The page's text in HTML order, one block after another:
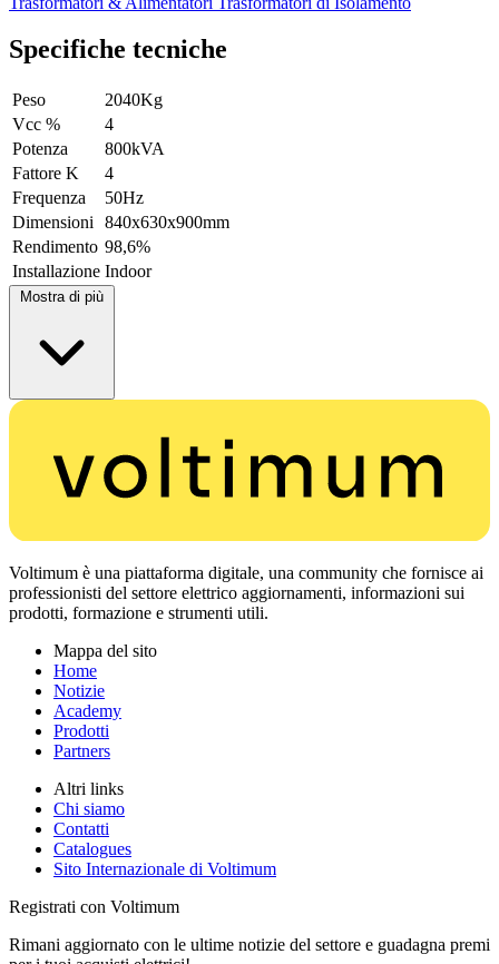
Specifiche tecniche
Peso
2040Kg
Vcc %
4
Potenza
800kVA
Fattore K
4
Frequenza
50Hz
Dimensioni
840x630x900mm
Rendimento 98,6%
Installazione Indoor
Mostra di più
Voltimum è una piattaforma digitale, una community che fornisce ai
professionisti del settore elettrico aggiornamenti, informazioni sui
prodotti, formazione e strumenti utili.
Mappa del sito
Home
Notizie
Academy
Prodotti
Partners
Altri links
Chi siamo
Contatti
Catalogues
Sito Internazionale di Voltimum
Registrati con Voltimum
Rimani aggiornato con le ultime notizie del settore e guadagna premi